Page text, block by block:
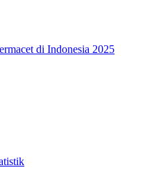
dari 8 Layanan KA